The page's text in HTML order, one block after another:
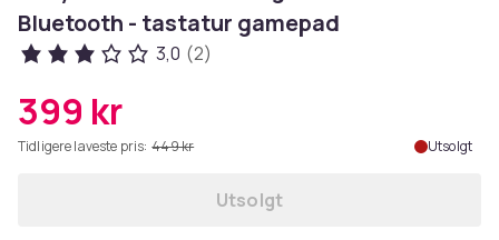
Bluetooth - tastatur gamepad
3,0 (2)
399 kr
Tidligere laveste pris: 449 kr Utsolgt
Utsolgt